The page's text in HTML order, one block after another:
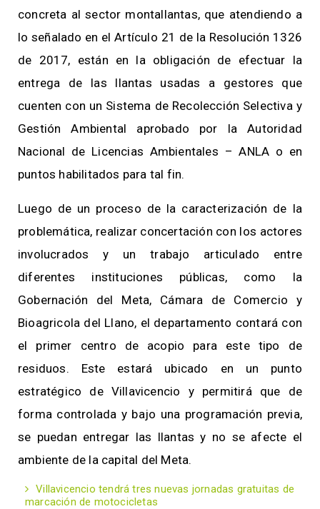
concreta al sector montallantas, que atendiendo a
lo señalado en el Artículo 21 de la Resolución 1326
de 2017, están en la obligación de efectuar la
entrega de las llantas usadas a gestores que
cuenten con un Sistema de Recolección Selectiva y
Gestión Ambiental aprobado por la Autoridad
Nacional de Licencias Ambientales – ANLA o en
puntos habilitados para tal fin.
Luego de un proceso de la caracterización de la
problemática, realizar concertación con los actores
involucrados y un trabajo articulado entre
diferentes instituciones públicas, como la
Gobernación del Meta, Cámara de Comercio y
Bioagricola del Llano, el departamento contará con
el primer centro de acopio para este tipo de
residuos. Este estará ubicado en un punto
estratégico de Villavicencio y permitirá que de
forma controlada y bajo una programación previa,
se puedan entregar las llantas y no se afecte el
ambiente de la capital del Meta.
Villavicencio tendrá tres nuevas jornadas gratuitas de
marcación de motocicletas